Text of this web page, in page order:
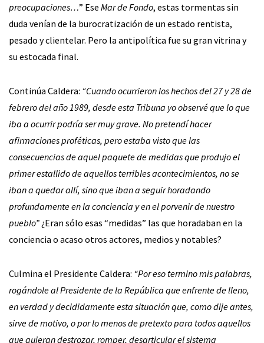
preocupaciones…” Ese Mar de Fondo, estas tormentas sin
duda venían de la burocratización de un estado rentista,
pesado y clientelar. Pero la antipolítica fue su gran vitrina y
su estocada final.
Continúa Caldera: “Cuando ocurrieron los hechos del 27 y 28 de
febrero del año 1989, desde esta Tribuna yo observé que lo que
iba a ocurrir podría ser muy grave. No pretendí hacer
afirmaciones proféticas, pero estaba visto que las
consecuencias de aquel paquete de medidas que produjo el
primer estallido de aquellos terribles acontecimientos, no se
iban a quedar allí, sino que iban a seguir horadando
profundamente en la conciencia y en el porvenir de nuestro
pueblo” ¿Eran sólo esas “medidas” las que horadaban en la
conciencia o acaso otros actores, medios y notables?
Culmina el Presidente Caldera: “Por eso termino mis palabras,
rogándole al Presidente de la República que enfrente de lleno,
en verdad y decididamente esta situación que, como dije antes,
sirve de motivo, o por lo menos de pretexto para todos aquellos
que quieran destrozar, romper, desarticular el sistema